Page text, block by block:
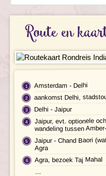
Bij de
REIS
Route en
Amsterdam - Delhi
aankomst Delhi,
Delhi - Jaipur
Jaipur, evt. optionele
wandeling tussen
Jaipur - Chand Baori
Agra
Agra, bezoek Taj Mahal
...